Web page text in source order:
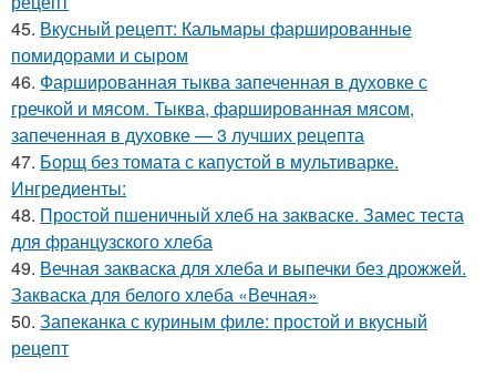
45. Вкусный рецепт: Кальмары фаршированные
помидорами и сыром
46. Фаршированная тыква запеченная в духовке с
гречкой и мясом. Тыква, фаршированная мясом,
запеченная в духовке — 3 лучших рецепта
47. Борщ без томата с капустой в мультиварке.
Ингредиенты:
48. Простой пшеничный хлеб на закваске. Замес теста
для французского хлеба
49. Вечная закваска для хлеба и выпечки без дрожжей.
Закваска для белого хлеба «Вечная»
50. Запеканка с куриным филе: простой и вкусный
рецепт